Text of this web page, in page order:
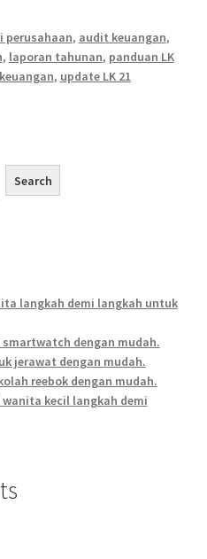
perusahaan, audit keuangan,
, laporan tahunan, panduan LK
, update LK 21
Search
langkah demi langkah untuk
dengan mudah.
jerawat dengan mudah.
reebok dengan mudah.
kecil langkah demi